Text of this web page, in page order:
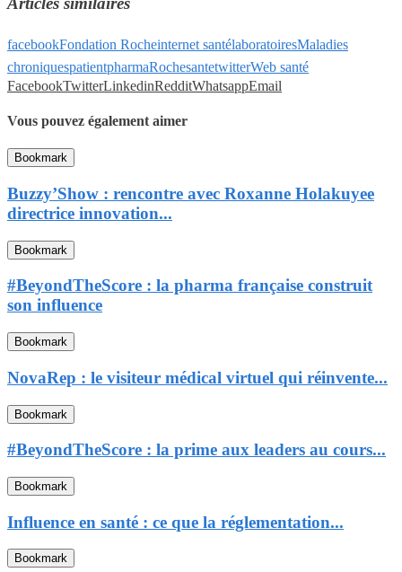
facebookFondation Rocheinternet santélaboratoiresMaladies
chroniquespatientpharmaRochesantetwitterWeb santé
FacebookTwitterLinkedinRedditWhatsappEmail
Vous pouvez également aimer
Bookmark
Buzzy’Show : rencontre avec Roxanne Holakuyee
directrice innovation...
Bookmark
#BeyondTheScore : la pharma française construit
son influence
Bookmark
NovaRep : le visiteur médical virtuel qui réinvente...
Bookmark
#BeyondTheScore : la prime aux leaders au cours...
Bookmark
Influence en santé : ce que la réglementation...
Bookmark